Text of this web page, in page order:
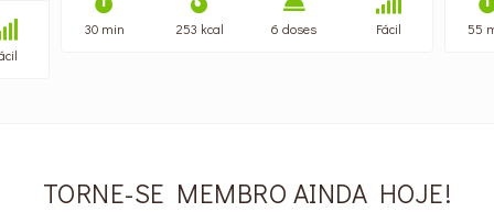
30 min 253 kcal 6 doses Fácil 55
TORNE-SE MEMBRO AINDA HOJE!